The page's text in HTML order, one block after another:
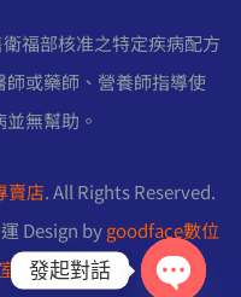
福部核准之特定疾病配方
或藥師、營養師指導使
無幫助。
賣店. All Rights Reserved.
Design bygoodface數位
發起對話